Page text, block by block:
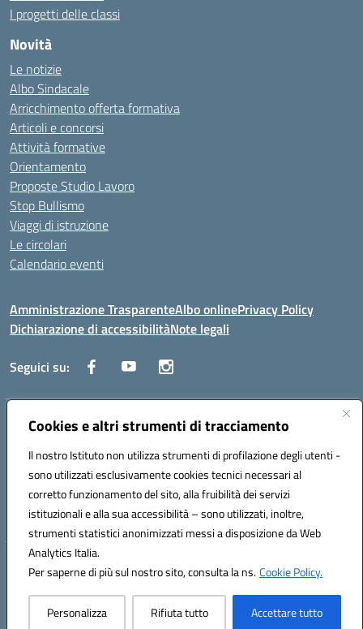
Cookies e altri strumenti di tracciamento
Il nostro Istituto non utilizza strumenti di profilazione degli utenti -
sono utilizzati esclusivamente cookies tecnici necessari al
corretto funzionamento del sito, alla fruibilità dei servizi
istituzionali e alla sua accessibilità – sono utilizzati, inoltre,
strumenti statistici anonimizzati messi a disposizione da Web
Analytics Italia.
Per saperne di più sul nostro sito, consulta la ns.Cookie Policy.
Personalizza Rifiuta tutto Accettare tutto
I progetti delle classi
Novità
Le notizie
Albo Sindacale
Arricchimento offerta formativa
Articoli e concorsi
Attività formative
Orientamento
Proposte Studio Lavoro
Stop Bullismo
Viaggi di istruzione
Le circolari
Calendario eventi
Amministrazione TrasparenteAlbo onlinePrivacy Policy
Dichiarazione di accessibilitàNote legali
Seguici su:
Indirizzo:Corso Fornari, 1 - 70056 Molfetta
Posta elettronica certificata (PEC):BARH04000D@pec.istruzione.it
Codice fiscale: 93249230728
Codice meccanografico:BARH04000D
Hosting & Powered by 3D Solution S.r.l.
Concept & Design by Designers Italia